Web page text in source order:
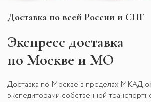
Доставка по всей России и СНГ
Экспресс доставка
по Москве и МО
Доставка по Москве в пределах МКАД
экспедиторами собственной